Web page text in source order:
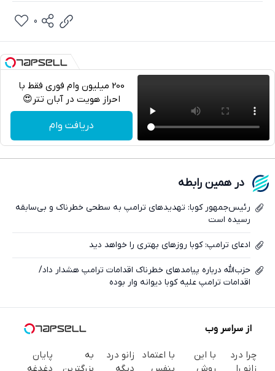
واتساپ
0
200 میلیون وام فوری فقط با
احراز هویت در آبان تتر😍
دریافت وام
در همین رابطه
رئیس‌جمهور کوبا: تهدیدهای ترامپ به سطحی خطرناک و بی‌سابقه
رسیده است
ادعای ترامپ: کوبا روزهای بهتری را خواهد دید
حزب‌الله درباره پیامدهای خطرناک اقدامات ترامپ هشدار داد/
اقدامات ترامپ علیه کوبا دیوانه وار بوده
از سراسر وب
چرا درد
با این
با اعتماد
زانو درد
به
پایان